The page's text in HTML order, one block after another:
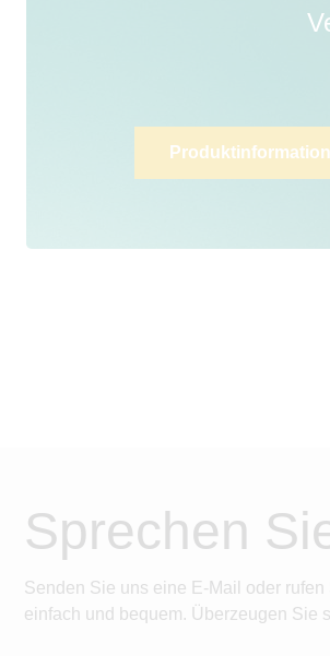
Sprechen
Senden Sie uns eine E-Mail oder
einfach und bequem. Überzeugen Sie